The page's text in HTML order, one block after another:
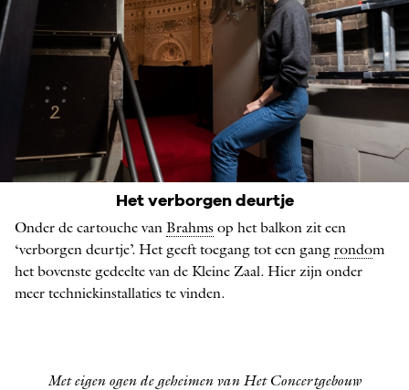
Een verstopt deurtje in de Kleine Zaal
ACHTER HET BALKON, FOTO: ANNE STUART
Het verborgen deurtje
Onder de cartouche van Brahms op het balkon zit een
‘verborgen deurtje’. Het geeft toegang tot een gang rondom
het bovenste gedeelte van de Kleine Zaal. Hier zijn onder
meer techniekinstallaties te vinden.
Met eigen ogen de geheimen van Het Concertgebouw